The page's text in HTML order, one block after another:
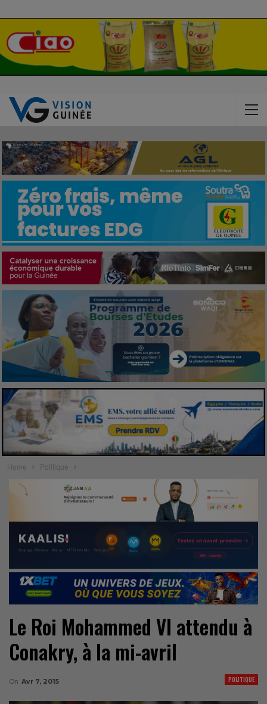
Home Politique
Le Roi Mohammed VI attendu à
Conakry, à la mi-avril
POLITIQUE
On Avr 7, 2015